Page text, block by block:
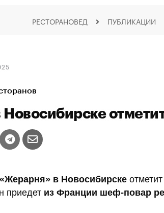
РЕСТОРАНОВЕД ПУБЛИКАЦИИ
«Жерарня» в Новосибирске
приедет из Франции шеф-повар